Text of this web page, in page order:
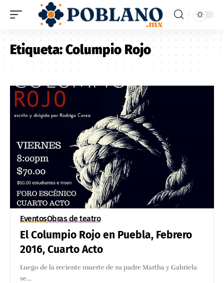
Etiqueta:Columpio Rojo
EventosObras de teatro
El Columpio Rojo en Puebla, Febrero
2016, Cuarto Acto
Luego de la reciente muerte de su padre Martha y Gabriela
se…